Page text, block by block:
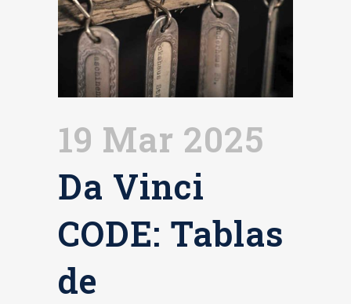
19 Mar 2025
Da Vinci
CODE: Tablas
de